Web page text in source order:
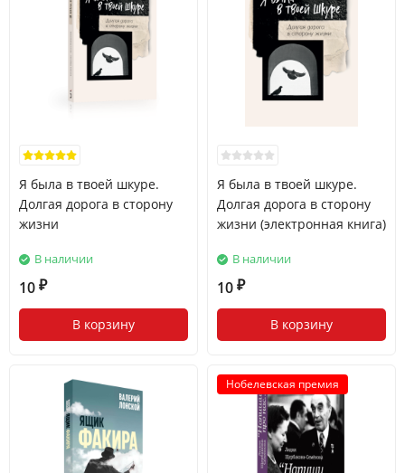
Я была в твоей шкуре.
Долгая дорога в сторону
жизни
В наличии
10 ₽
В корзину
Я была в твоей шкуре.
Долгая дорога в сторону
жизни (электронная книга)
В наличии
10 ₽
В корзину
Нобелевская премия